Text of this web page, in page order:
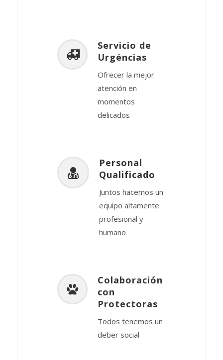
Servicio de
Urgéncias
Ofrecer la mejor
atención en
momentos
delicados
Personal
Qualificado
Juntos hacemos un
equipo altamente
profesional y
humano
Colaboración
con
Protectoras
Todos tenemos un
deber social